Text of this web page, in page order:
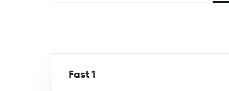
Fast 1